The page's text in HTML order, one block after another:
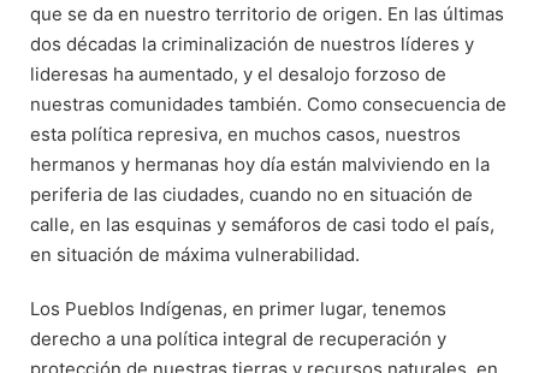
que se da en nuestro territorio de origen. En las últimas
dos décadas la criminalización de nuestros líderes y
lideresas ha aumentado, y el desalojo forzoso de
nuestras comunidades también. Como consecuencia de
esta política represiva, en muchos casos, nuestros
hermanos y hermanas hoy día están malviviendo en la
periferia de las ciudades, cuando no en situación de
calle, en las esquinas y semáforos de casi todo el país,
en situación de máxima vulnerabilidad.
Los Pueblos Indígenas, en primer lugar, tenemos
derecho a una política integral de recuperación y